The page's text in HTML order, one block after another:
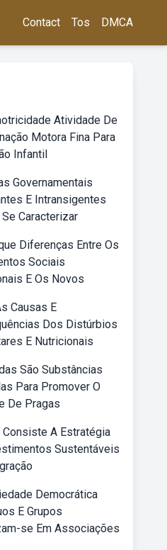
Contact Tos DMCA
Atividade De
Motora Fina Para
Infantil
Governamentais
E Intransigentes
Caracterizar
Diferenças Entre Os
Sociais
E Os Novos
Causas E
Dos Distúrbios
E Nutricionais
São Substâncias
Para Promover O
De Pragas
Consiste A Estratégia
Sustentáveis
Democrática
E Grupos
se Em Associações